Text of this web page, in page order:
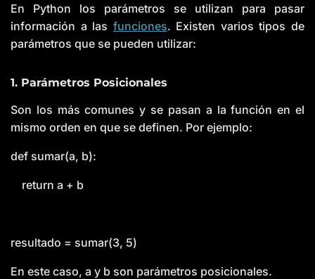
En Python los parámetros se utilizan para pasar
información a las funciones. Existen varios tipos de
parámetros que se pueden utilizar:
1. Parámetros Posicionales
Son los más comunes y se pasan a la función en el
mismo orden en que se definen. Por ejemplo:
def sumar(a, b):
return a + b
resultado = sumar(3, 5)
En este caso, a y b son parámetros posicionales.